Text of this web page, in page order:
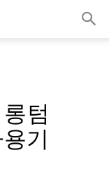
텀
기